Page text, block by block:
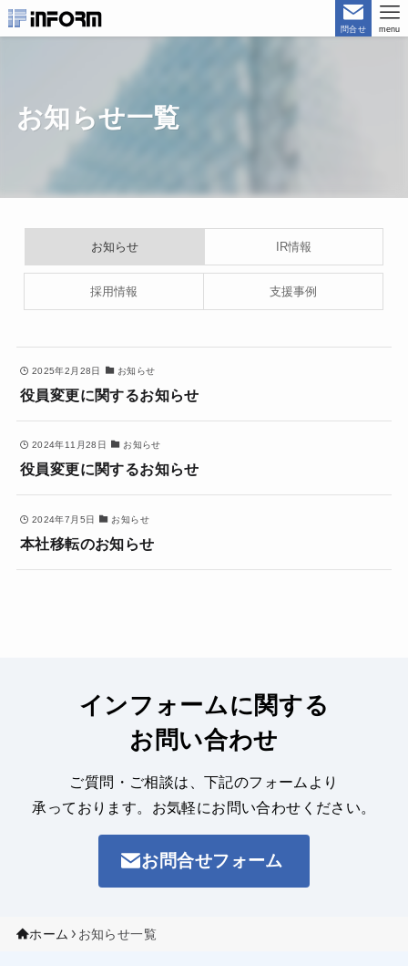
問合せ menu
お知らせ一覧
お知らせ IR情報
採用情報 支援事例
2025年2月28日 お知らせ
役員変更に関するお知らせ
2024年11月28日 お知らせ
役員変更に関するお知らせ
2024年7月5日 お知らせ
本社移転のお知らせ
インフォームに関する
お問い合わせ
ご質問・ご相談は、下記のフォームより
承っております。
お気軽にお問い合わせください。
お問合せフォーム
ホーム お知らせ一覧